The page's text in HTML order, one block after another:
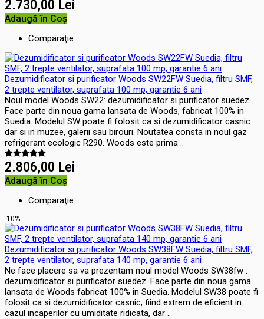
2.730,00 Lei
Adaugă în Coş
Comparaţie
Dezumidificator si purificator Woods SW22FW Suedia, filtru SMF,
2 trepte ventilator, suprafata 100 mp, garantie 6 ani
Noul model Woods SW22: dezumidificator si purificator suedez.
Face parte din noua gama lansata de Woods, fabricat 100% in
Suedia. Modelul SW poate fi folosit ca si dezumidificator casnic
dar si in muzee, galerii sau birouri. Noutatea consta in noul gaz
refrigerant ecologic R290. Woods este prima ..
2.806,00 Lei
Adaugă în Coş
Comparaţie
-10%
Dezumidificator si purificator Woods SW38FW Suedia, filtru SMF,
2 trepte ventilator, suprafata 140 mp, garantie 6 ani
Ne face placere sa va prezentam noul model Woods SW38fw :
dezumidificator si purificator suedez. Face parte din noua gama
lansata de Woods fabricat 100% in Suedia. Modelul SW38 poate fi
folosit ca si dezumidificator casnic, fiind extrem de eficient in
cazul incaperilor cu umiditate ridicata, dar ..